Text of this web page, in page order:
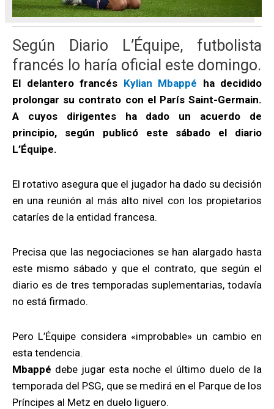
Según Diario L’Équipe, futbolista
francés lo haría oficial este domingo.
El delantero francés Kylian Mbappé ha decidido
prolongar su contrato con el París Saint-Germain.
A cuyos dirigentes ha dado un acuerdo de
principio, según publicó este sábado el diario
L’Équipe.
El rotativo asegura que el jugador ha dado su decisión
en una reunión al más alto nivel con los propietarios
cataríes de la entidad francesa.
Precisa que las negociaciones se han alargado hasta
este mismo sábado y que el contrato, que según el
diario es de tres temporadas suplementarias, todavía
no está firmado.
Pero L’Équipe considera «improbable» un cambio en
esta tendencia.
Mbappé debe jugar esta noche el último duelo de la
temporada del PSG, que se medirá en el Parque de los
Príncipes al Metz en duelo liguero.